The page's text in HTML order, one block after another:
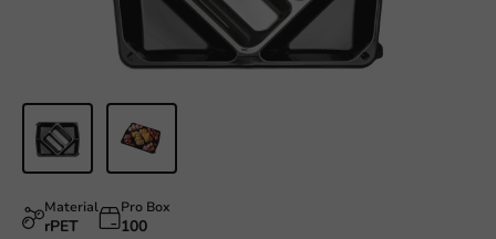
Material
rPET
Pro Box
100